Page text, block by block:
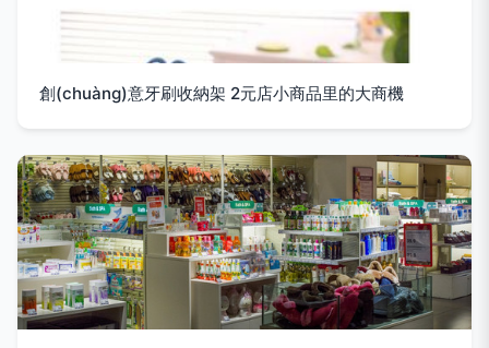
創(chuàng)意牙刷收納架 2元店小商品里的大商機